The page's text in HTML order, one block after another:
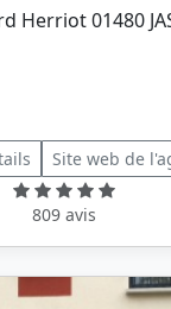
Herriot 01480
Site web de
809 avis